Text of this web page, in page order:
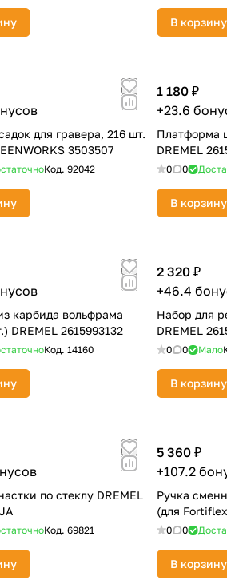
В корзину
для гравера, 216 шт.
3503507
Код. 92042
1 180 ₽
+23.6
Платформа
DREMEL
0 0
В корзину
карбида вольфрама
DREMEL 2615993132
Код. 14160
2 320 ₽
+46.4
Набор для
DREMEL
0 0 Мало
В корзину
по стеклу DREMEL
Код. 69821
5 360 ₽
+107.2
Ручка
(для
0 0
В корзину
25
раз в 2
раз в 2 недели
вопросы?
302-02-51
plait.ru